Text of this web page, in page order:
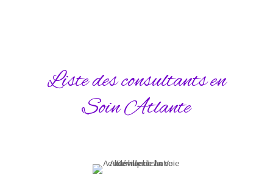
Liste des consultants en
Soin Atlante